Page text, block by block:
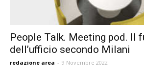
People Talk. Meeting pod. Il
dell’ufficio secondo Milani
redazione area - 9 Novembre 2022